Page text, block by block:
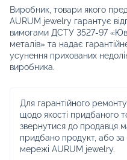
Виробник, товари якого
AURUM jewelry гарантує
вимогами ДСТУ 3527-97
металів» та надає
усунення прихованих
виробника.
Для гарантійного
щодо якості придбаного
звернутися до продавця
придбано продукт, або за
мережі AURUM jewelry.